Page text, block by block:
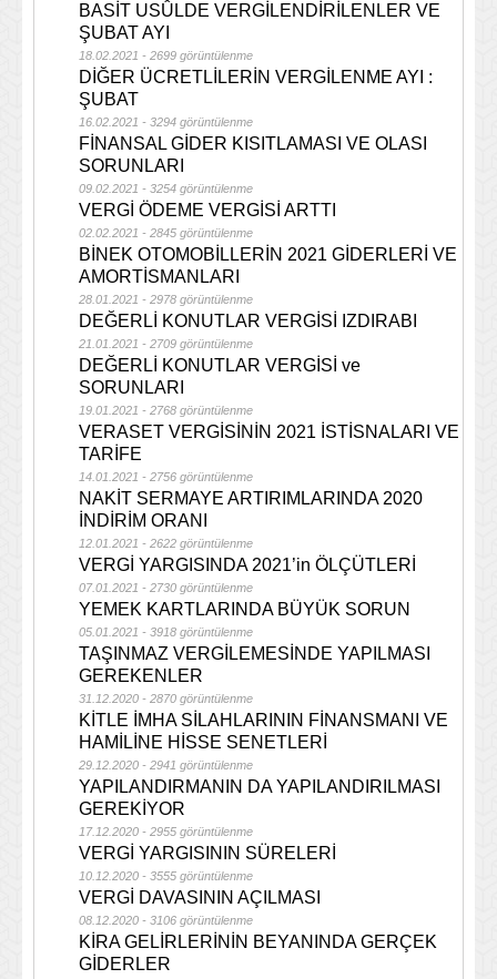
BASİT USÛLDE VERGİLENDİRİLENLER VE
ŞUBAT AYI
18.02.2021 - 2699 görüntülenme
DİĞER ÜCRETLİLERİN VERGİLENME AYI :
ŞUBAT
16.02.2021 - 3294 görüntülenme
FİNANSAL GİDER KISITLAMASI VE OLASI
SORUNLARI
09.02.2021 - 3254 görüntülenme
VERGİ ÖDEME VERGİSİ ARTTI
02.02.2021 - 2845 görüntülenme
BİNEK OTOMOBİLLERİN 2021 GİDERLERİ VE
AMORTİSMANLARI
28.01.2021 - 2978 görüntülenme
DEĞERLİ KONUTLAR VERGİSİ IZDIRABI
21.01.2021 - 2709 görüntülenme
DEĞERLİ KONUTLAR VERGİSİ ve
SORUNLARI
19.01.2021 - 2768 görüntülenme
VERASET VERGİSİNİN 2021 İSTİSNALARI VE
TARİFE
14.01.2021 - 2756 görüntülenme
NAKİT SERMAYE ARTIRIMLARINDA 2020
İNDİRİM ORANI
12.01.2021 - 2622 görüntülenme
VERGİ YARGISINDA 2021’in ÖLÇÜTLERİ
07.01.2021 - 2730 görüntülenme
YEMEK KARTLARINDA BÜYÜK SORUN
05.01.2021 - 3918 görüntülenme
TAŞINMAZ VERGİLEMESİNDE YAPILMASI
GEREKENLER
31.12.2020 - 2870 görüntülenme
KİTLE İMHA SİLAHLARININ FİNANSMANI VE
HAMİLİNE HİSSE SENETLERİ
29.12.2020 - 2941 görüntülenme
YAPILANDIRMANIN DA YAPILANDIRILMASI
GEREKİYOR
17.12.2020 - 2955 görüntülenme
VERGİ YARGISININ SÜRELERİ
10.12.2020 - 3555 görüntülenme
VERGİ DAVASININ AÇILMASI
08.12.2020 - 3106 görüntülenme
KİRA GELİRLERİNİN BEYANINDA GERÇEK
GİDERLER